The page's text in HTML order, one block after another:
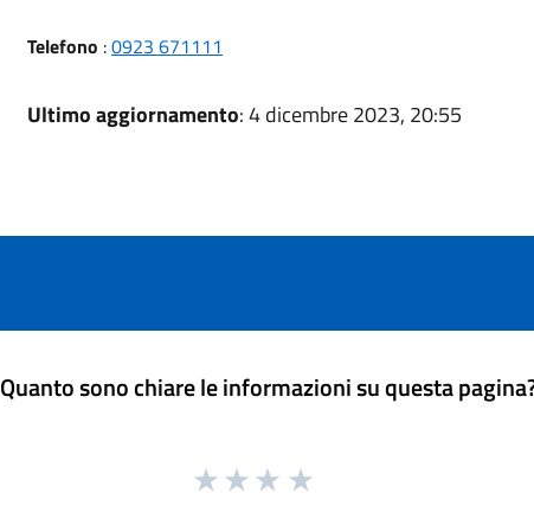
Telefono :0923 671111
Ultimo aggiornamento: 4 dicembre 2023, 20:55
Quanto sono chiare le informazioni su questa